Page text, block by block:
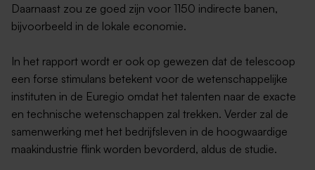
Daarnaast zou ze goed zijn voor 1150 indirecte banen,
bijvoorbeeld in de lokale economie.
In het rapport wordt er ook op gewezen dat de telescoop
een forse stimulans betekent voor de wetenschappelijke
instituten in de Euregio omdat het talenten naar de exacte
en technische wetenschappen zal trekken. Verder zal de
samenwerking met het bedrijfsleven in de hoogwaardige
maakindustrie flink worden bevorderd, aldus de studie.